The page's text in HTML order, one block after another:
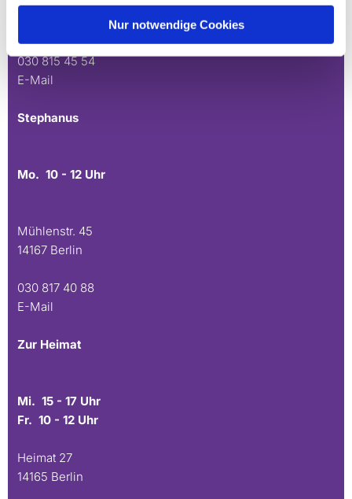
Nur notwendige Cookies
Andréezeile 21-23
030 815 45 54
E-Mail
Stephanus
Mo. 10 - 12 Uhr
Mühlenstr. 45
14167 Berlin
030 817 40 88
E-Mail
Zur Heimat
Mi. 15 - 17 Uhr
Fr. 10 - 12 Uhr
Heimat 27
14165 Berlin